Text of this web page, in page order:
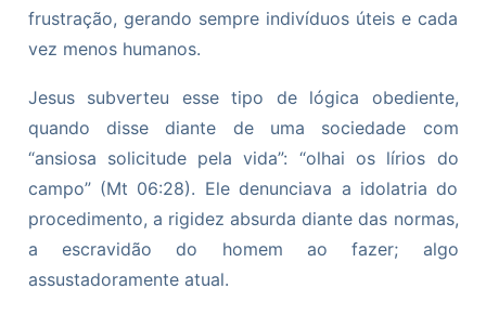
frustração, gerando sempre indivíduos úteis e cada
vez menos humanos.
Jesus subverteu esse tipo de lógica obediente,
quando disse diante de uma sociedade com
“ansiosa solicitude pela vida”: “olhai os lírios do
campo” (Mt 06:28). Ele denunciava a idolatria do
procedimento, a rigidez absurda diante das normas,
a escravidão do homem ao fazer; algo
assustadoramente atual.